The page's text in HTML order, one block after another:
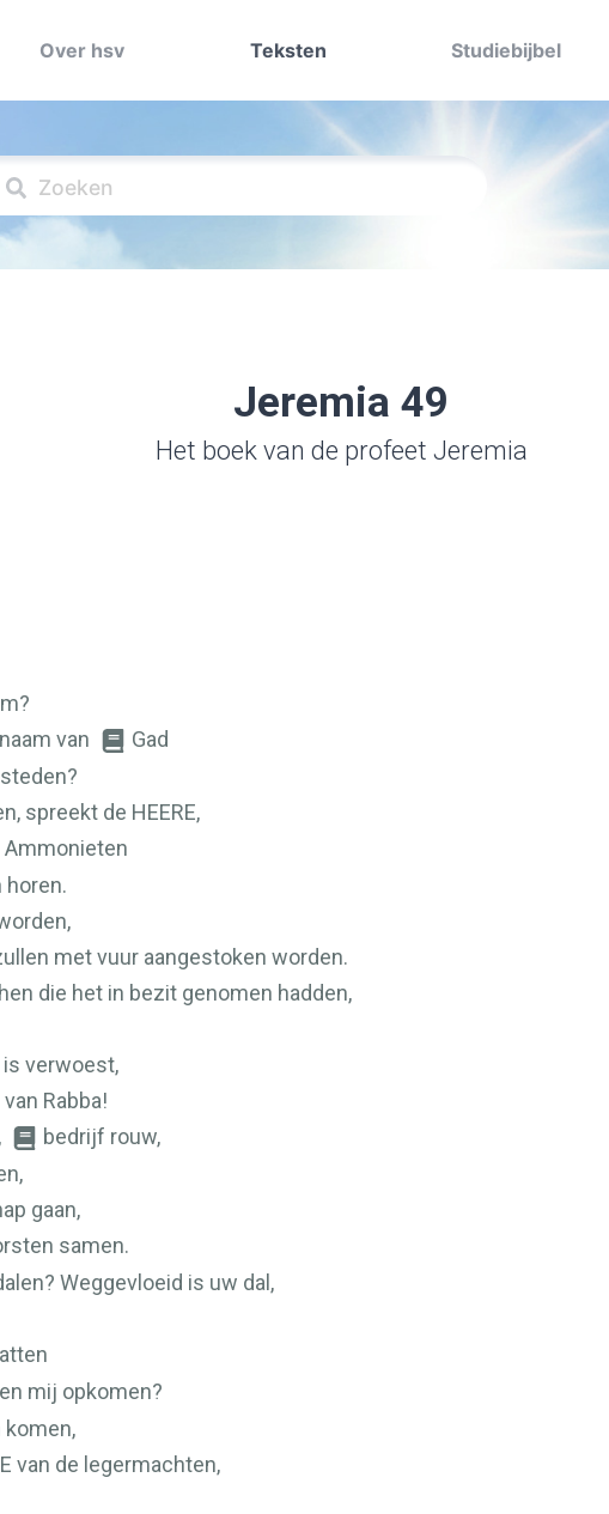
Over hsv Teksten Studiebijbel
Jeremia 49
Het boek van de profeet Jeremia
van
Gad
spreekt de HEERE,
Ammonieten
met vuur aangestoken worden.
die het in bezit genomen hadden,
is verwoest,
Rabba!
bedrijf rouw,
gaan,
samen.
Weggevloeid is uw dal,
mij opkomen?
komen,
van de legermachten,